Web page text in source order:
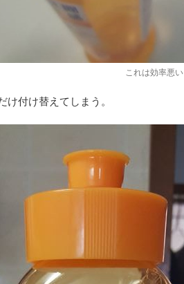
これは効率悪い
け付け替えてしまう。